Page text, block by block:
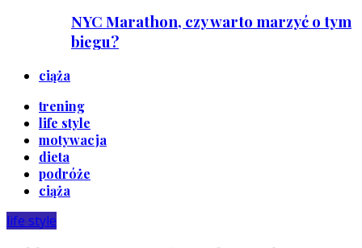
NYC Marathon, czy warto marzyć o tym
biegu?
ciąża
trening
life style
motywacja
dieta
podróże
ciąża
life style